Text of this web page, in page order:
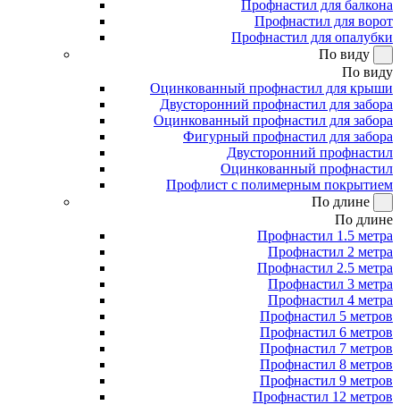
Профнастил для балкона
Профнастил для ворот
Профнастил для опалубки
По виду
По виду
Оцинкованный профнастил для крыши
Двусторонний профнастил для забора
Оцинкованный профнастил для забора
Фигурный профнастил для забора
Двусторонний профнастил
Оцинкованный профнастил
Профлист с полимерным покрытием
По длине
По длине
Профнастил 1.5 метра
Профнастил 2 метра
Профнастил 2.5 метра
Профнастил 3 метра
Профнастил 4 метра
Профнастил 5 метров
Профнастил 6 метров
Профнастил 7 метров
Профнастил 8 метров
Профнастил 9 метров
Профнастил 12 метров